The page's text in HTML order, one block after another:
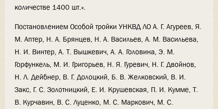
количестве 1400 шт.».
Постановлением Особой тройки УНКВД ЛО А. Г. Агуреев, Я.
М. Аптер, Н. А. Брянцев, Н. А. Васильев, А. М. Васильева,
Н. И. Винтер, А. Т. Вышкевич, А. А. Головина, Э. М.
Горфункель, М. И. Григорьев, Н. Я. Гуревич, Н. Г. Двойнов,
Н. Л. Дейбнер, В. Г. Долоцкий, Б. В. Желковский, В. И.
Закс, Г. С. Золотницкий, Е. И. Крушевская, П. И. Кумме, Т.
В. Курчавин, В. С. Луценко, М. С. Маркович, М. С.